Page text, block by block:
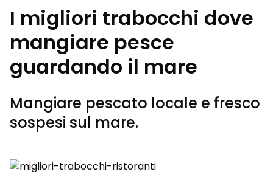
I migliori trabocchi dove
mangiare pesce
guardando il mare
Mangiare pescato locale e fresco
sospesi sul mare.